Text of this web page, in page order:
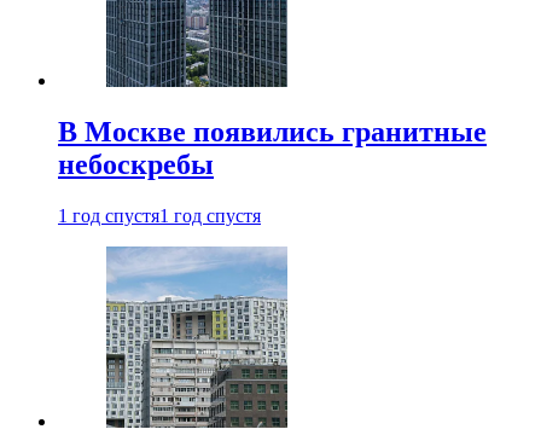
В Москве появились гранитные
небоскребы
1 год спустя1 год спустя